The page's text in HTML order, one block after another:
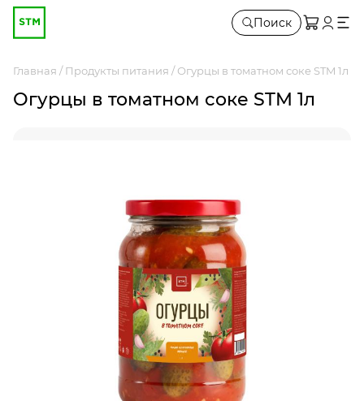
Поиск
Главная Продукты питания Огурцы в томатном соке STM 1л
Огурцы в томатном соке STM 1л